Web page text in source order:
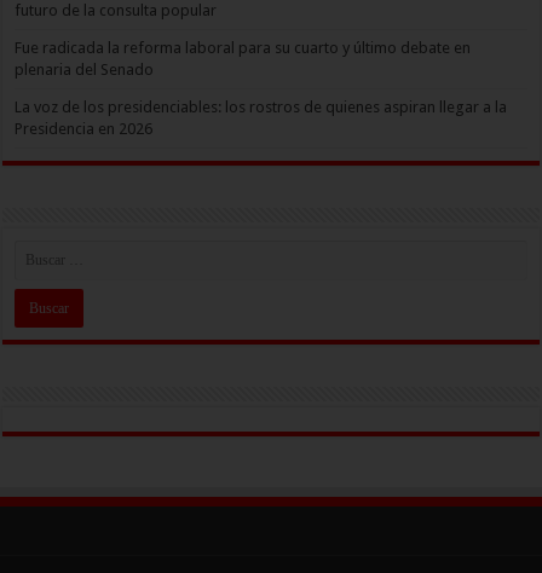
futuro de la consulta popular
Fue radicada la reforma laboral para su cuarto y último debate en
plenaria del Senado
La voz de los presidenciables: los rostros de quienes aspiran llegar a la
Presidencia en 2026